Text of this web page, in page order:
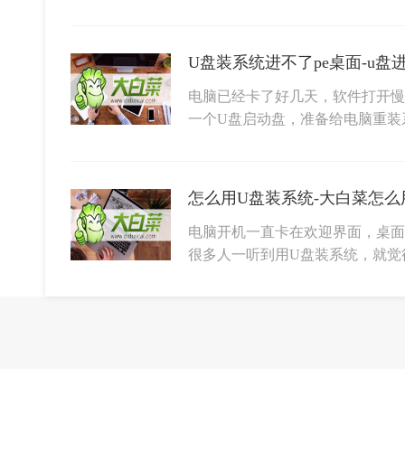
U盘装系统进不了pe桌面-u盘
电脑已经卡了好几天，软件打开
一个U盘启动盘，准备给电脑重
怎么用U盘装系统-大白菜怎
电脑开机一直卡在欢迎界面，桌
很多人一听到用U盘装系统，就